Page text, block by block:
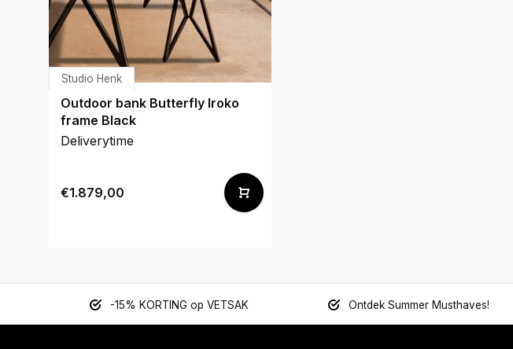
Studio Henk
Outdoor bank Butterfly Iroko
frame Black
Deliverytime
€1.879,00
-15% KORTING op VETSAK Ontdek Summer Musthaves!